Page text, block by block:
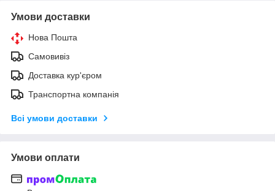
Умови доставки
Нова Пошта
Самовивіз
Доставка кур'єром
Транспортна компанія
Всі умови доставки
Умови оплати